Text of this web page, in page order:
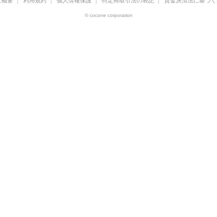
© cocone corporation